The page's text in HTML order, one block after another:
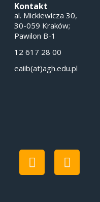
Kontakt
al. Mickiewicza 30,
30-059 Kraków;
Pawilon B-1
12 617 28 00
eaiib(at)agh.edu.pl